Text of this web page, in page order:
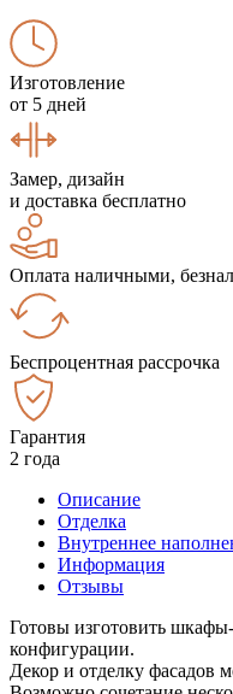
Изготовление
от 5 дней
Замер, дизайн
и доставка бесплатно
Оплата наличными,
Беспроцентная рассрочка
Гарантия
2 года
Описание
Отделка
Внутреннее
Информация
Отзывы
Готовы изготовить
конфигурации.
Декор и отделку фасадов